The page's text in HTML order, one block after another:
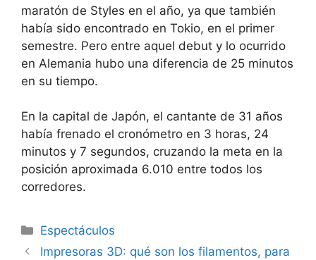
maratón de Styles en el año, ya que también
había sido encontrado en Tokio, en el primer
semestre. Pero entre aquel debut y lo ocurrido
en Alemania hubo una diferencia de 25 minutos
en su tiempo.
En la capital de Japón, el cantante de 31 años
había frenado el cronómetro en 3 horas, 24
minutos y 7 segundos, cruzando la meta en la
posición aproximada 6.010 entre todos los
corredores.
Espectáculos
Impresoras 3D: qué son los filamentos, para